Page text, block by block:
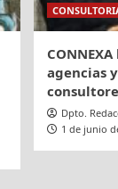
agencias
Dpto.
1 de junio